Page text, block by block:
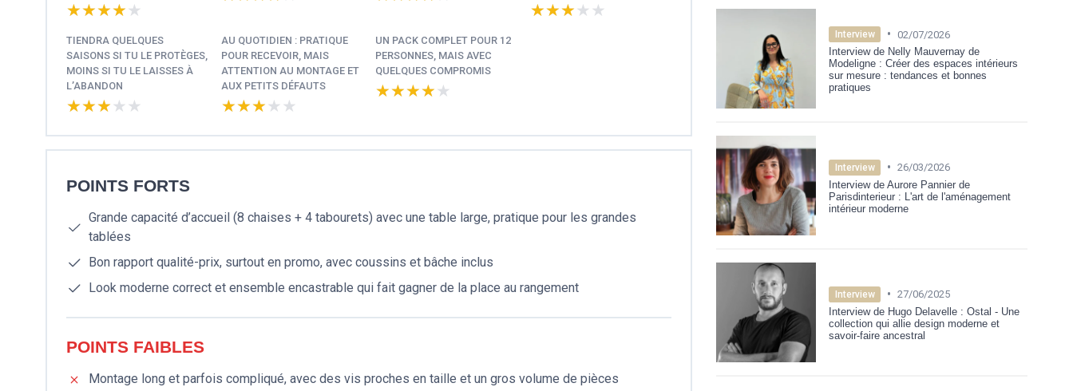
★★★★★
★★★★★ ★★★★★
★★★★★
TIENDRA QUELQUES
SAISONS SI TU LE PROTÈGES,
MOINS SI TU LE LAISSES À
L’ABANDON
★★★★★
★★★★★
AU QUOTIDIEN : PRATIQUE
POUR RECEVOIR, MAIS
ATTENTION AU MONTAGE ET
AUX PETITS DÉFAUTS
★★★★★
★★★★★
UN PACK COMPLET POUR 12
PERSONNES, MAIS AVEC
QUELQUES COMPROMIS
★★★★★
★★★★★
POINTS FORTS
Grande capacité d’accueil (8 chaises + 4 tabourets) avec une table large, pratique pour les grandes
tablées
Bon rapport qualité-prix, surtout en promo, avec coussins et bâche inclus
Look moderne correct et ensemble encastrable qui fait gagner de la place au rangement
POINTS FAIBLES
Montage long et parfois compliqué, avec des vis proches en taille et un gros volume de pièces
Interview • 02/07/2026
Interview de Nelly Mauvernay de
Modeligne : Créer des espaces intérieurs
sur mesure : tendances et bonnes
pratiques
Interview • 26/03/2026
Interview de Aurore Pannier de
Parisdinterieur : L'art de l'aménagement
intérieur moderne
Interview • 27/06/2025
Interview de Hugo Delavelle : Ostal - Une
collection qui allie design moderne et
savoir-faire ancestral